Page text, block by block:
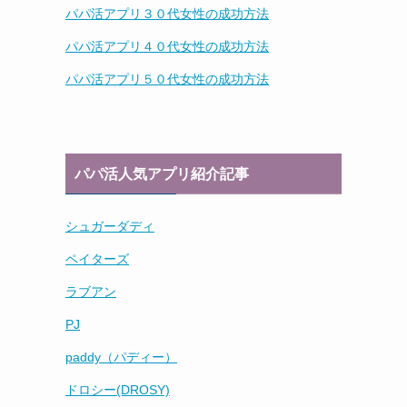
パパ活アプリ３０代女性の成功方法
パパ活アプリ４０代女性の成功方法
パパ活アプリ５０代女性の成功方法
パパ活人気アプリ紹介記事
シュガーダディ
ペイターズ
ラブアン
PJ
paddy（パディー）
ドロシー(DROSY)